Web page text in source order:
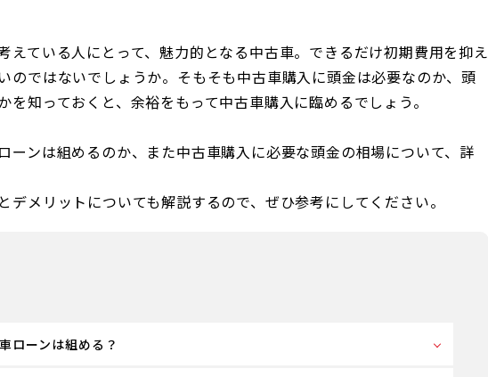
えている人にとって、魅力的となる中古車。できるだけ初期費用を抑え
のではないでしょうか。そもそも中古車購入に頭金は必要なのか、頭
知っておくと、余裕をもって中古車購入に臨めるでしょう。
ーンは組めるのか、また中古車購入に必要な頭金の相場について、詳
デメリットについても解説するので、ぜひ参考にしてください。
ローンは組める？